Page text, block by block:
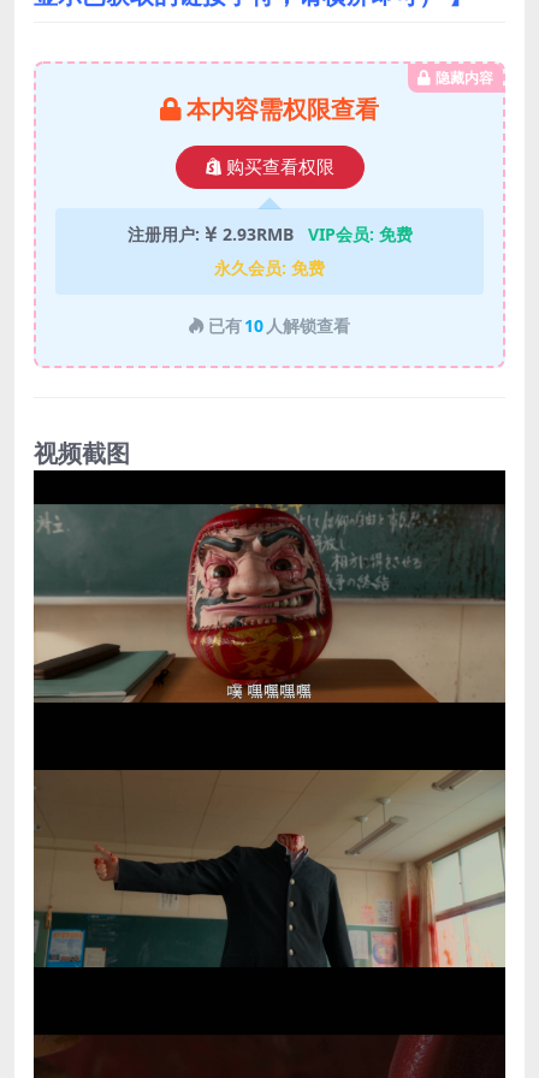
隐藏内容
本内容需权限查看
购买查看权限
注册用户: 2.93RMB VIP会员: 免费
永久会员: 免费
已有10 人解锁查看
视频截图